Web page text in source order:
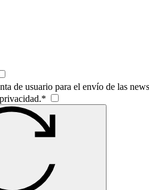
de usuario para el envío de las